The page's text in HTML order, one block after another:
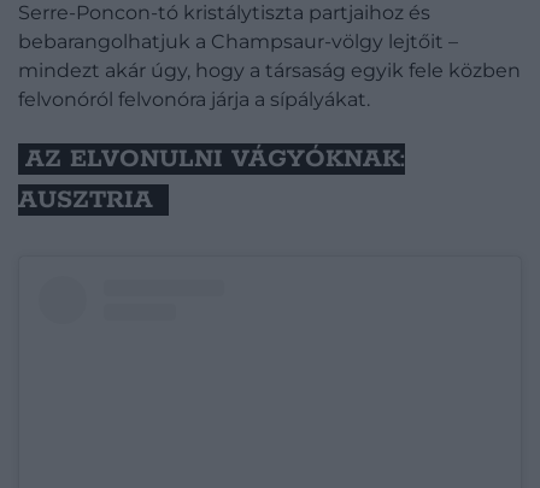
Serre-Poncon-tó kristálytiszta partjaihoz és
bebarangolhatjuk a Champsaur-völgy lejtőit –
mindezt akár úgy, hogy a társaság egyik fele közben
felvonóról felvonóra járja a sípályákat.
AZ ELVONULNI VÁGYÓKNAK:
AUSZTRIA